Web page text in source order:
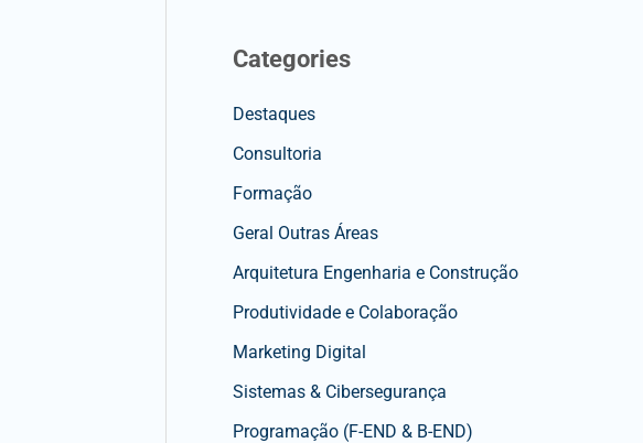
Categories
Destaques
Consultoria
Formação
Geral Outras Áreas
Arquitetura Engenharia e Construção
Produtividade e Colaboração
Marketing Digital
Sistemas & Cibersegurança
Programação (F-END & B-END)